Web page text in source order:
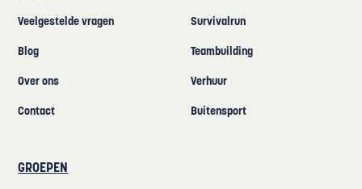
Veelgestelde vragen
Blog
Over ons
Contact
Survivalrun
Teambuilding
Verhuur
Buitensport
GROEPEN